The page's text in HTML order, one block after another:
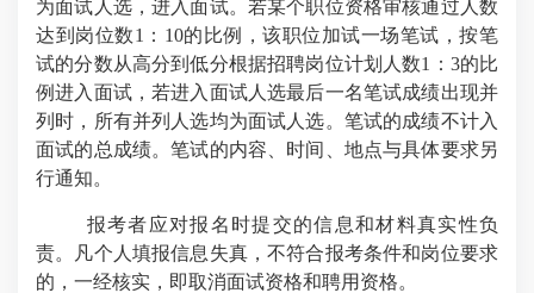
为面试人选，进入面试。若某个职位资格审核通过人数
达到岗位数1 ： 10的比例，该职位加试一场笔试，按笔
试的分数从高分到低分根据招聘岗位计划人数1 ： 3的比
例进入面试，若进入面试人选最后一名笔试成绩出现并
列时，所有并列人选均为面试人选。笔试的成绩不计入
面试的总成绩。笔试的内容、时间、地点与具体要求另
行通知。
报考者应对报名时提交的信息和材料真实性负
责。凡个人填报信息失真，不符合报考条件和岗位要求
的，一经核实，即取消面试资格和聘用资格。